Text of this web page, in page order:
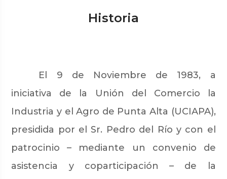
Historia
El 9 de Noviembre de 1983, a
iniciativa de la Unión del Comercio la
Industria y el Agro de Punta Alta (UCIAPA),
presidida por el Sr. Pedro del Río y con el
patrocinio – mediante un convenio de
asistencia y coparticipación – de la